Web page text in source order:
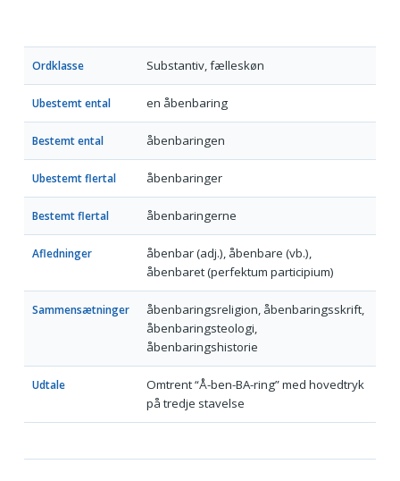
Ordklasse Substantiv, fælleskøn
Ubestemt ental en åbenbaring
Bestemt ental åbenbaringen
Ubestemt flertal åbenbaringer
Bestemt flertal åbenbaringerne
Afledninger
åbenbar (adj.), åbenbare (vb.),
åbenbaret (perfektum participium)
Sammensætninger
åbenbaringsreligion, åbenbaringsskrift,
åbenbaringsteologi,
åbenbaringshistorie
Udtale
Omtrent “Å-ben-BA-ring” med hovedtryk
på tredje stavelse